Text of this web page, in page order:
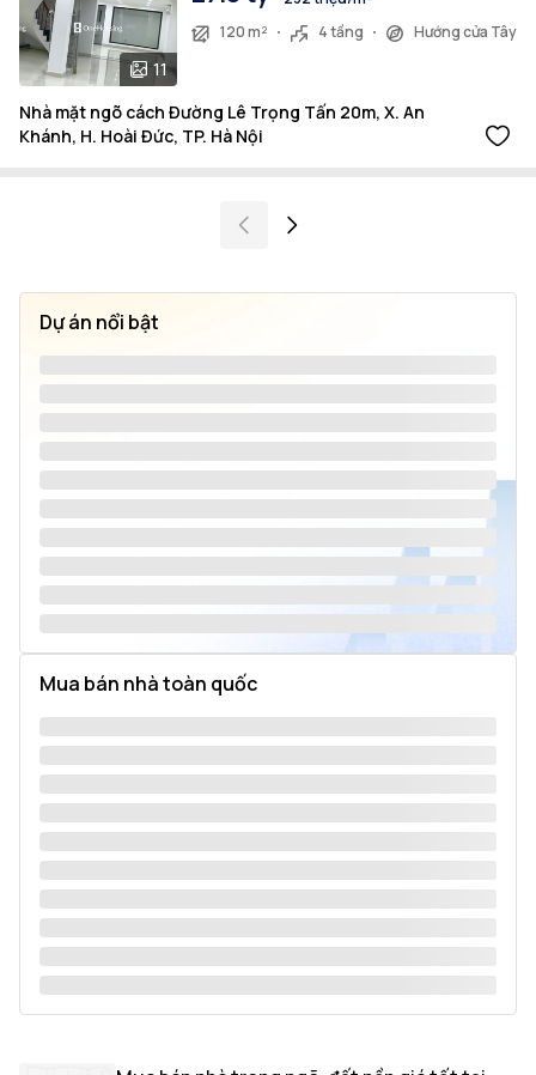
11
120 m²
4 tầng Hướng cửa Tây
Nhà mặt ngõ cách Đường Lê Trọng Tấn 20m, X. An
Khánh, H. Hoài Đức, TP. Hà Nội
Dự án nổi bật
Mua bán nhà toàn quốc